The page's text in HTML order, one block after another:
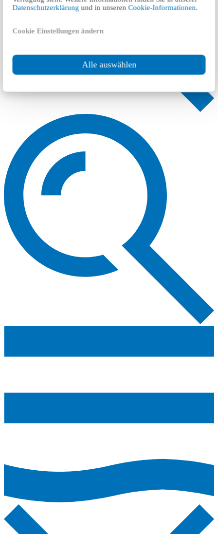
Datenschutzerklärung und in unserenCookie-Informationen.
Cookie Einstellungen ändern
Alle auswählen